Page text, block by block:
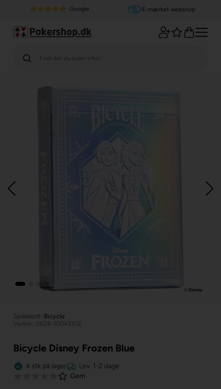
Google E-mærket webshop
Spillekort
Bicycle
Varenr.: 0624-10043102
Bicycle Disney Frozen Blue
4 stk på lager
Lev. 1-2 dage
Gem